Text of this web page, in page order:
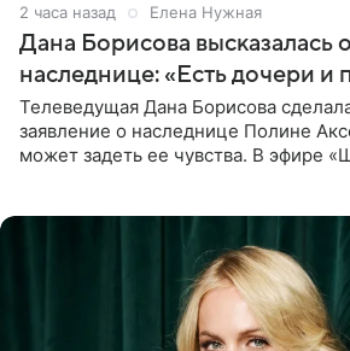
2 часа назад Елена Нужная
Дана Борисова высказалась
наследнице: «Есть дочери и
Телеведущая Дана Борисова
заявление о наследнице Полине
может задеть ее чувства. В эфире